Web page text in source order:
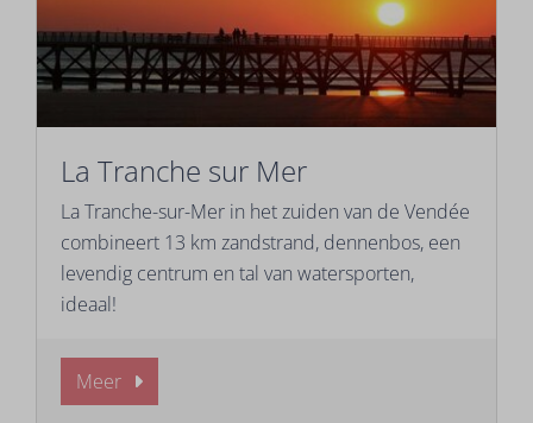
La Tranche sur Mer
La Tranche-sur-Mer in het zuiden van de Vendée
combineert 13 km zandstrand, dennenbos, een
levendig centrum en tal van watersporten,
ideaal!
Meer